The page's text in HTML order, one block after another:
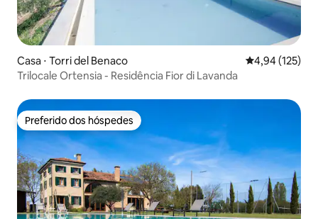
Casa ⋅ Torri del Benaco 4,94 de uma
4,94 (125)
Trilocale Ortensia - Residência Fior di Lavanda
Preferido dos hóspedes
Preferido dos hóspedes